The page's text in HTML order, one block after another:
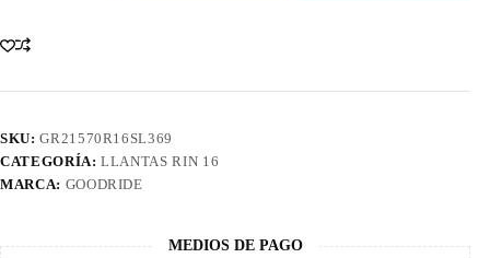
TL
SKU:GR21570R16SL369
CATEGORÍA:LLANTAS RIN 16
MARCA: GOODRIDE
MEDIOS DE PAGO